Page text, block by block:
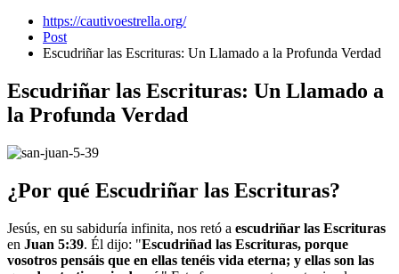
https://cautivoestrella.org/
Post
Escudriñar las Escrituras: Un Llamado a la Profunda Verdad
Escudriñar las Escrituras: Un Llamado a
la Profunda Verdad
¿Por qué Escudriñar las Escrituras?
Jesús, en su sabiduría infinita, nos retó a escudriñar las Escrituras
en Juan 5:39. Él dijo: "Escudriñad las Escrituras, porque
vosotros pensáis que en ellas tenéis vida eterna; y ellas son las